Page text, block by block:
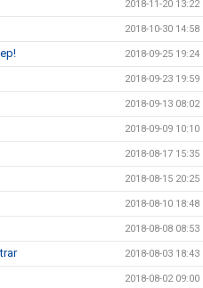
2018-11-20 13:22
2018-10-30 14:58
2018-09-25 19:24
2018-09-23 19:59
2018-09-13 08:02
2018-09-09 10:10
2018-08-17 15:35
2018-08-15 20:25
2018-08-10 18:48
2018-08-08 08:53
2018-08-03 18:43
2018-08-02 09:00